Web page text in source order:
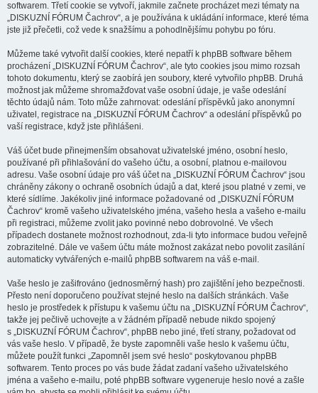
softwarem. Třetí cookie se vytvoří, jakmile začnete procházet mezi tématy na
„DISKUZNÍ FÓRUM Čachrov“, a je používána k ukládání informace, které téma
jste již přečetli, což vede k snažšímu a pohodlnějšímu pohybu po fóru.
Můžeme také vytvořit další cookies, které nepatří k phpBB software během
procházení „DISKUZNÍ FÓRUM Čachrov“, ale tyto cookies jsou mimo rozsah
tohoto dokumentu, který se zaobírá jen soubory, které vytvořilo phpBB. Druhá
možnost jak můžeme shromažďovat vaše osobní údaje, je vaše odeslání
těchto údajů nám. Toto může zahrnovat: odeslání příspěvků jako anonymní
uživatel, registrace na „DISKUZNÍ FÓRUM Čachrov“ a odeslání příspěvků po
vaší registrace, když jste přihlášeni.
Váš účet bude přinejmenším obsahovat uživatelské jméno, osobní heslo,
používané při přihlašování do vašeho účtu, a osobní, platnou e-mailovou
adresu. Vaše osobní údaje pro váš účet na „DISKUZNÍ FÓRUM Čachrov“ jsou
chráněny zákony o ochraně osobních údajů a dat, které jsou platné v zemi, ve
které sídlíme. Jakékoliv jiné informace požadované od „DISKUZNÍ FÓRUM
Čachrov“ kromě vašeho uživatelského jména, vašeho hesla a vašeho e-mailu
při registraci, můžeme zvolit jako povinné nebo dobrovolné. Ve všech
případech dostanete možnost rozhodnout, zda-li tyto informace budou veřejně
zobrazitelné. Dále ve vašem účtu máte možnost zakázat nebo povolit zasílání
automaticky vytvářených e-mailů phpBB softwarem na váš e-mail.
Vaše heslo je zašifrováno (jednosměrný hash) pro zajištění jeho bezpečnosti.
Přesto není doporučeno používat stejné heslo na dalších stránkách. Vaše
heslo je prostředek k přístupu k vašemu účtu na „DISKUZNÍ FÓRUM Čachrov“,
takže jej pečlivě uchovejte a v žádném případě nebude nikdo spojený
s „DISKUZNÍ FÓRUM Čachrov“, phpBB nebo jiné, třetí strany, požadovat od
vás vaše heslo. V případě, že byste zapomněli vaše heslo k vašemu účtu,
můžete použít funkci „Zapomněl jsem své heslo“ poskytovanou phpBB
softwarem. Tento proces po vás bude žádat zadaní vašeho uživatelského
jména a vašeho e-mailu, poté phpBB software vygeneruje heslo nové a zašle